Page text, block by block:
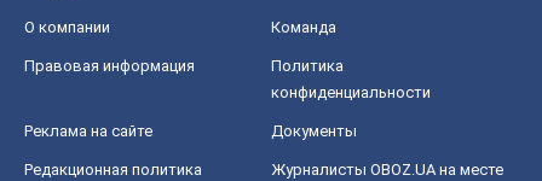
О компании Команда
Правовая информация
Политика
конфиденциальности
Реклама на сайте Документы
Редакционная политика
Журналисты OBOZ.UA на месте